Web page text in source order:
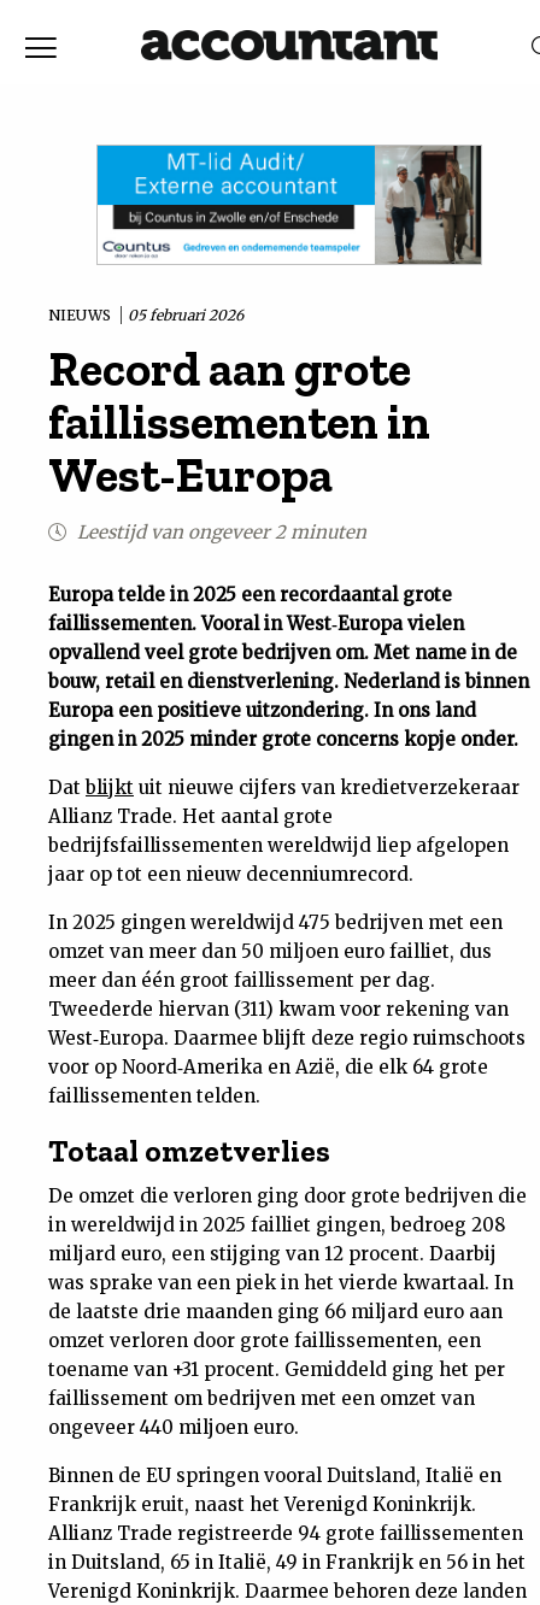
Discussie
Vaktechniek
Achtergrond
Uit
Feiten
Cijfers
Tuchtrecht
Magazine
Podcast
Dossiers
Nieuwsbrief
NIEUWS 05 februari 2026
Record aan grote
faillissementen in
West-Europa
Leestijd van ongeveer 2 minuten
Europa telde in 2025 een recordaantal grote
faillissementen. Vooral in West‑Europa vielen
opvallend veel grote bedrijven om. Met name in de
bouw, retail en dienstverlening. Nederland is binnen
Europa een positieve uitzondering. In ons land
gingen in 2025 minder grote concerns kopje onder.
Datblijkt uit nieuwe cijfers van kredietverzekeraar
Allianz Trade. Het aantal grote
bedrijfsfaillissementen wereldwijd liep afgelopen
jaar op tot een nieuw decenniumrecord.
In 2025 gingen wereldwijd 475 bedrijven met een
omzet van meer dan 50 miljoen euro failliet, dus
meer dan één groot faillissement per dag.
Tweederde hiervan (311) kwam voor rekening van
West‑Europa. Daarmee blijft deze regio ruimschoots
voor op Noord‑Amerika en Azië, die elk 64 grote
faillissementen telden.
Totaal omzetverlies
De omzet die verloren ging door grote bedrijven die
in wereldwijd in 2025 failliet gingen, bedroeg 208
miljard euro, een stijging van 12 procent. Daarbij
was sprake van een piek in het vierde kwartaal. In
de laatste drie maanden ging 66 miljard euro aan
omzet verloren door grote faillissementen, een
toename van +31 procent. Gemiddeld ging het per
faillissement om bedrijven met een omzet van
ongeveer 440 miljoen euro.
​Binnen de EU springen vooral Duitsland, Italië en
Frankrijk eruit, naast het Verenigd Koninkrijk.
Allianz Trade registreerde 94 grote faillissementen
in Duitsland, 65 in Italië, 49 in Frankrijk en 56 in het
Verenigd Koninkrijk. Daarmee behoren deze landen
RELEVANTIEDATUM